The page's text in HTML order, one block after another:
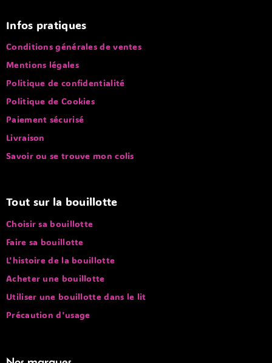
Conditions générales de ventes
Mentions légales
Politique de confidentialité
Politique de Cookies
Paiement sécurisé
Livraison
Choisir sa bouillotte
Faire sa bouillotte
L'histoire de la bouillotte
Acheter une bouillotte
Utiliser une bouillotte dans le lit